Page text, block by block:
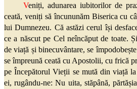
Veniți, adunarea iubitorilor de
ceată, veniți să încununăm Biserica cu
lui Dumnezeu. Că astăzi cerul își
ce a născut pe Cel neîncăput de toate.
de viață și binecuvântare, se
se împreună ceată cu Apostolii, cu frică
pe Începătorul Vieții se mută din viață
ei, rugându-ne: Nu uita, stăpână,